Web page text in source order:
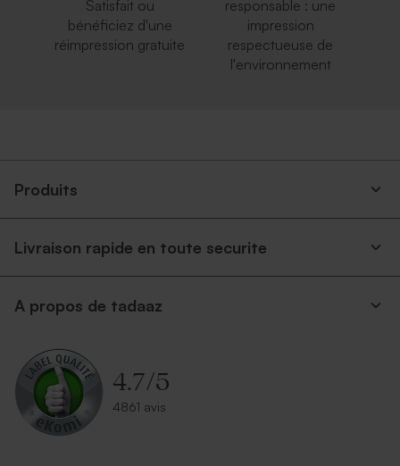
Satisfait ou
bénéficiez d'une
réimpression gratuite
responsable : une
impression
respectueuse de
l'environnement
Produits
Livraison rapide en toute securite
A propos de tadaaz
4.7/5
4861 avis